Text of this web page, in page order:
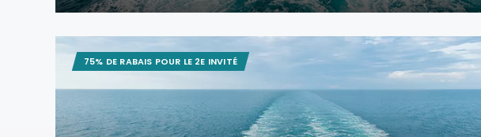
75% DE RABAIS POUR LE 2E INVITÉ